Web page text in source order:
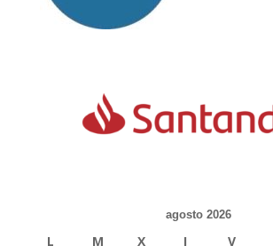
agosto 2026
L M X J V